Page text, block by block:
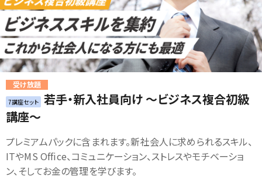
受け放題
7講座セット 若手・新入社員向け ～ビジネス複合初級
講座～
プレミアムパックに含まれます。新社会人に求められるスキル、
ITやMS Office、コミュニケーション、ストレスやモチベーショ
ン、そしてお金の管理を学びます。